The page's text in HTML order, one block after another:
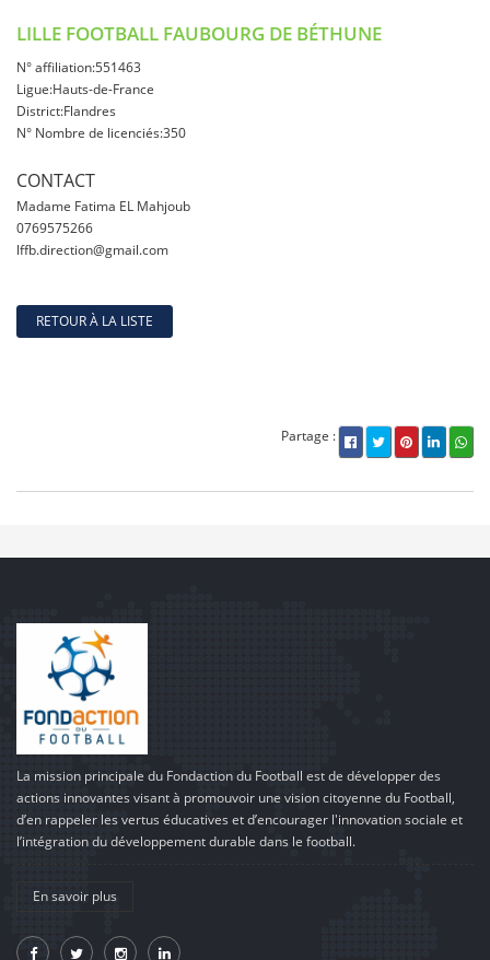
LILLE FOOTBALL FAUBOURG DE BÉTHUNE
N° affiliation:551463
Ligue:Hauts-de-France
District:Flandres
N° Nombre de licenciés:350
CONTACT
Madame Fatima EL Mahjoub
0769575266
lffb.direction@gmail.com
RETOUR À LA LISTE
Partage :
La mission principale du Fondaction du Football est de développer des
actions innovantes visant à promouvoir une vision citoyenne du Football,
d’en rappeler les vertus éducatives et d’encourager l'innovation sociale et
l’intégration du développement durable dans le football.
En savoir plus